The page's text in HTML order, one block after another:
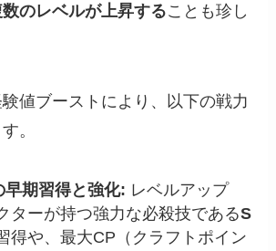
のレベルが上昇することも珍し
値ブーストにより、以下の戦力
。
早期習得と強化: レベルアップ
ターが持つ強力な必殺技であるS
得や、最大CP（クラフトポイン